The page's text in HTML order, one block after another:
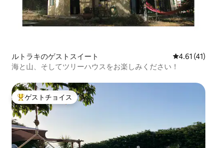
ルトラキのゲストスイート レビュー41
4.61 (41)
海と山、そしてツリーハウスをお楽しみください！
大好評のゲストチョイスです。
ゲストチョイス